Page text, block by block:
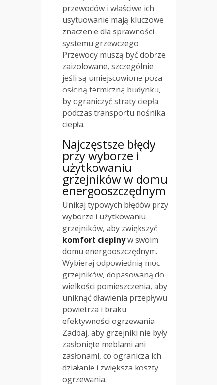
przewodów i właściwe ich
usytuowanie mają kluczowe
znaczenie dla sprawności
systemu grzewczego.
Przewody muszą być dobrze
zaizolowane, szczególnie
jeśli są umiejscowione poza
osłoną termiczną budynku,
by ograniczyć straty ciepła
podczas transportu nośnika
ciepła.
Najczęstsze błędy
przy wyborze i
użytkowaniu
grzejników w domu
energooszczędnym
Unikaj typowych błędów przy
wyborze i użytkowaniu
grzejników, aby zwiększyć
komfort cieplnyw swoim
domu energooszczędnym.
Wybieraj odpowiednią moc
grzejników, dopasowaną do
wielkości pomieszczenia, aby
uniknąć dławienia przepływu
powietrza i braku
efektywności ogrzewania.
Zadbaj, aby grzejniki nie były
zasłonięte meblami ani
zasłonami, co ogranicza ich
działanie i zwiększa koszty
ogrzewania.